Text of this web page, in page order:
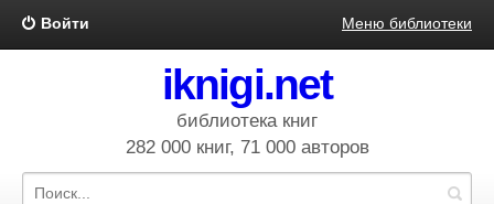
Войти Меню библиотеки
iknigi.net
библиотека книг
282 000 книг, 71 000 авторов